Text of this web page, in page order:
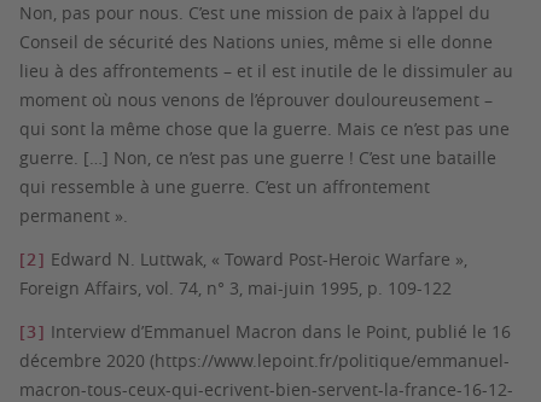
Non, pas pour nous. C’est une mission de paix à l’appel du
Conseil de sécurité des Nations unies, même si elle donne
lieu à des affrontements – et il est inutile de le dissimuler au
moment où nous venons de l’éprouver douloureusement –
qui sont la même chose que la guerre. Mais ce n’est pas une
guerre. […] Non, ce n’est pas une guerre ! C’est une bataille
qui ressemble à une guerre. C’est un affrontement
permanent ».
[2] Edward N. Luttwak, « Toward Post-Heroic Warfare »,
Foreign Affairs, vol. 74, n° 3, mai-juin 1995, p. 109-122
[3] Interview d’Emmanuel Macron dans le Point, publié le 16
décembre 2020 (https://www.lepoint.fr/politique/emmanuel-
macron-tous-ceux-qui-ecrivent-bien-servent-la-france-16-12-